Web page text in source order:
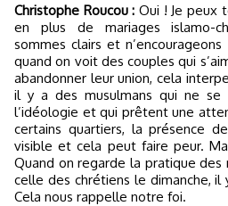
Christophe Roucou : Oui ! Je peux
en plus de mariages islamo-
sommes clairs et
quand on voit des couples qui
abandonner leur union, cela
il y a des musulmans qui ne se
l’idéologie et qui prêtent une
certains quartiers, la présence
visible et cela peut faire peur.
Quand on regarde la pratique
celle des chrétiens le dimanche, il
Cela nous rappelle notre foi.